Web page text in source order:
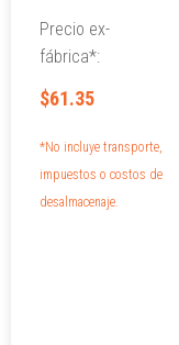
Precio ex-
fábrica*:
$61.35
*No incluye transporte,
impuestos o costos de
desalmacenaje.